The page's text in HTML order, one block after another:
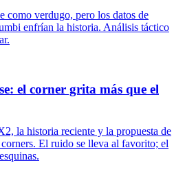
como verdugo, pero los datos de
enfrían la historia. Análisis táctico
el corner grita más que el
la historia reciente y la propuesta de
El ruido se lleva al favorito; el